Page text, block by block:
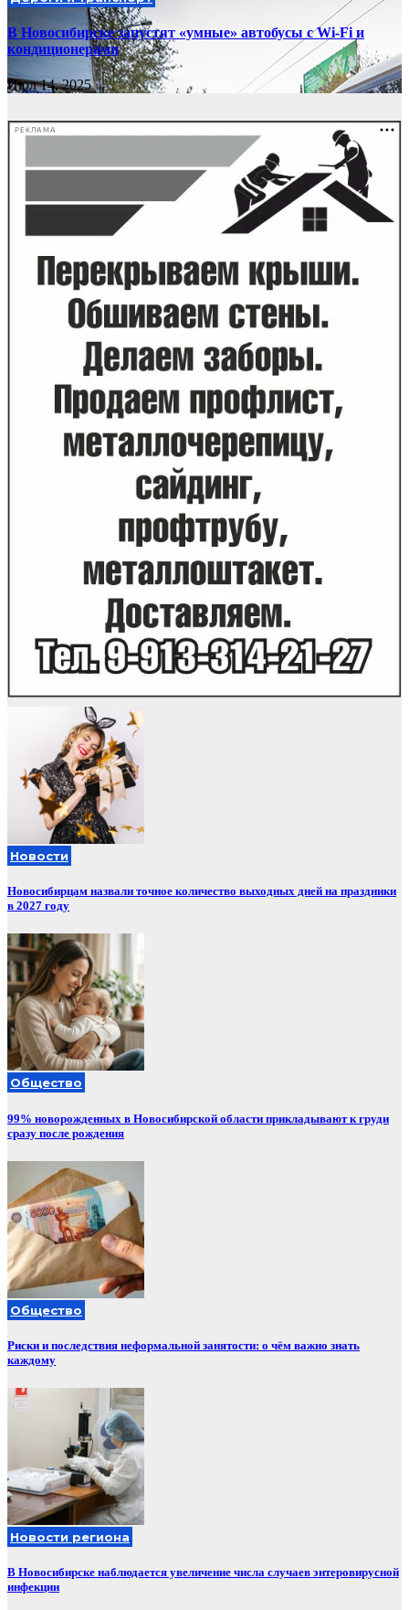
В Новосибирске запустят «умные» автобусы с Wi-Fi и
кондиционерами
Июл 14, 2025
РЕКЛАМА
Новости
Новосибирцам назвали точное количество выходных дней на праздники
в 2027 году
Общество
99% новорожденных в Новосибирской области прикладывают к груди
сразу после рождения
Общество
Риски и последствия неформальной занятости: о чём важно знать
каждому
Новости региона
В Новосибирске наблюдается увеличение числа случаев энтеровирусной
инфекции